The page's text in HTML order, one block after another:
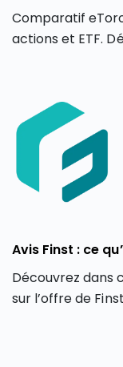
Comparatif
actions et ETF.
Avis Finst : ce
Découvrez dans
sur l’offre de